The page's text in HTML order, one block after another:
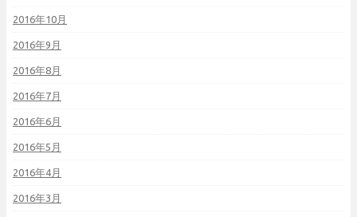
2016年10月
2016年9月
2016年8月
2016年7月
2016年6月
2016年5月
2016年4月
2016年3月